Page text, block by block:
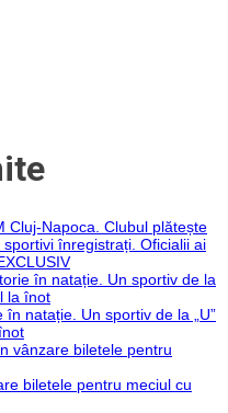
Cluj-Napoca. Clubul plătește
înregistrați. Oficialii ai
în natație. Un sportiv de la
la înot
în natație. Un sportiv de la „U”
vânzare biletele pentru
biletele pentru meciul cu